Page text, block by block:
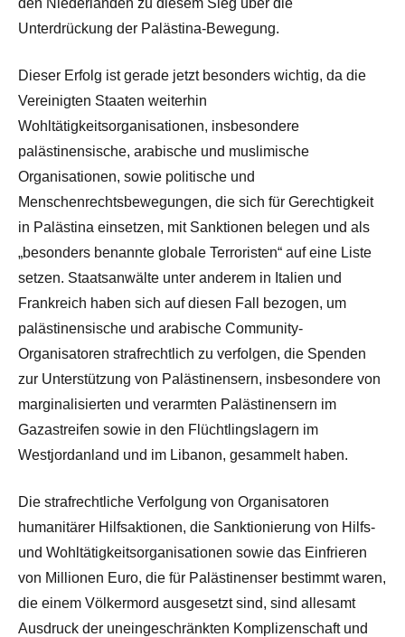
den Niederlanden zu diesem Sieg über die
Unterdrückung der Palästina-Bewegung.
Dieser Erfolg ist gerade jetzt besonders wichtig, da die
Vereinigten Staaten weiterhin
Wohltätigkeitsorganisationen, insbesondere
palästinensische, arabische und muslimische
Organisationen, sowie politische und
Menschenrechtsbewegungen, die sich für Gerechtigkeit
in Palästina einsetzen, mit Sanktionen belegen und als
„besonders benannte globale Terroristen“ auf eine Liste
setzen. Staatsanwälte unter anderem in Italien und
Frankreich haben sich auf diesen Fall bezogen, um
palästinensische und arabische Community-
Organisatoren strafrechtlich zu verfolgen, die Spenden
zur Unterstützung von Palästinensern, insbesondere von
marginalisierten und verarmten Palästinensern im
Gazastreifen sowie in den Flüchtlingslagern im
Westjordanland und im Libanon, gesammelt haben.
Die strafrechtliche Verfolgung von Organisatoren
humanitärer Hilfsaktionen, die Sanktionierung von Hilfs-
und Wohltätigkeitsorganisationen sowie das Einfrieren
von Millionen Euro, die für Palästinenser bestimmt waren,
die einem Völkermord ausgesetzt sind, sind allesamt
Ausdruck der uneingeschränkten Komplizenschaft und